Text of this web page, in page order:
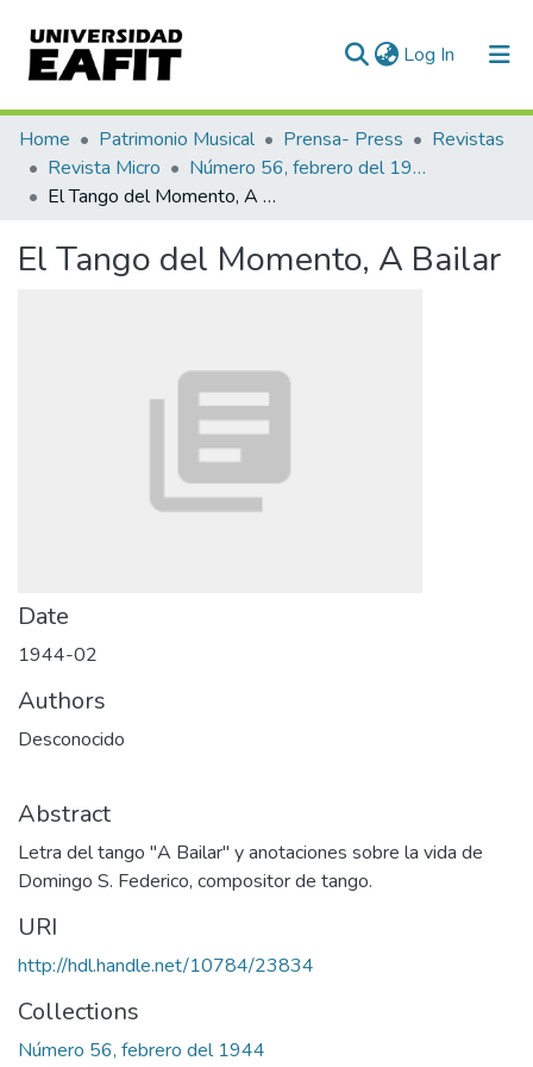
Log In (current)
Communities & Collections
All of DSpace
Home Patrimonio Musical Prensa- Press
Revistas
Revista Micro
Número 56, febrero del 1944
El Tango del Momento, A Bailar
El Tango del Momento, A Bailar
Date
1944-02
Authors
Desconocido
Abstract
Letra del tango "A Bailar" y anotaciones sobre la vida de
Domingo S. Federico, compositor de tango.
URI
http://hdl.handle.net/10784/23834
Collections
Número 56, febrero del 1944